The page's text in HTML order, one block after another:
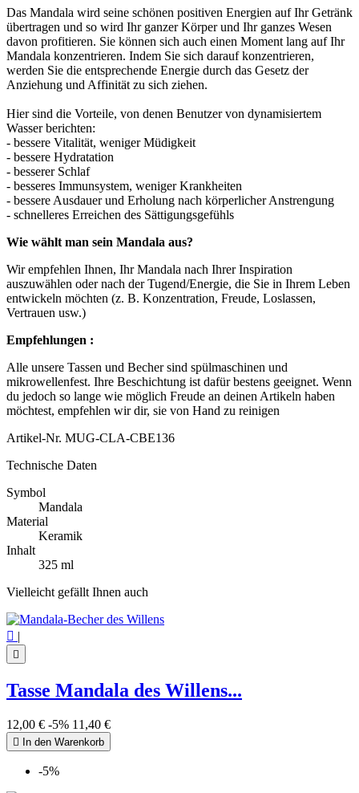
Das Mandala wird seine schönen positiven Energien auf Ihr Getränk
übertragen und so wird Ihr ganzer Körper und Ihr ganzes Wesen
davon profitieren. Sie können sich auch einen Moment lang auf Ihr
Mandala konzentrieren. Indem Sie sich darauf konzentrieren,
werden Sie die entsprechende Energie durch das Gesetz der
Anziehung und Affinität zu sich ziehen.
Hier sind die Vorteile, von denen Benutzer von dynamisiertem
Wasser berichten:
- bessere Vitalität, weniger Müdigkeit
- bessere Hydratation
- besserer Schlaf
- besseres Immunsystem, weniger Krankheiten
- bessere Ausdauer und Erholung nach körperlicher Anstrengung
- schnelleres Erreichen des Sättigungsgefühls
Wie wählt man sein Mandala aus?
Wir empfehlen Ihnen, Ihr Mandala nach Ihrer Inspiration
auszuwählen oder nach der Tugend/Energie, die Sie in Ihrem Leben
entwickeln möchten (z. B. Konzentration, Freude, Loslassen,
Vertrauen usw.)
Empfehlungen :
Alle unsere Tassen und Becher sind spülmaschinen und
mikrowellenfest. Ihre Beschichtung ist dafür bestens geeignet. Wenn
du jedoch so lange wie möglich Freude an deinen Artikeln haben
möchtest, empfehlen wir dir, sie von Hand zu reinigen
Artikel-Nr. MUG-CLA-CBE136
Technische Daten
Symbol
Mandala
Material
Keramik
Inhalt
325 ml
Vielleicht gefällt Ihnen auch
 |

Tasse Mandala des Willens...
12,00 € -5% 11,40 €
 In den Warenkorb
-5%